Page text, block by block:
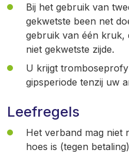
Bij het gebruik van
gekwetste been net
gebruik van één kruk,
niet gekwetste zijde.
U krijgt
gipsperiode tenzij uw
Leefregels
Het verband mag niet
hoes is (tegen